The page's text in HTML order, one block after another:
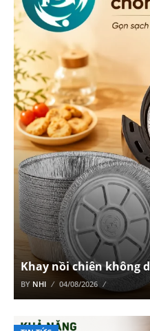
Khay nồi chiên không
BY NHI 04/08/2026